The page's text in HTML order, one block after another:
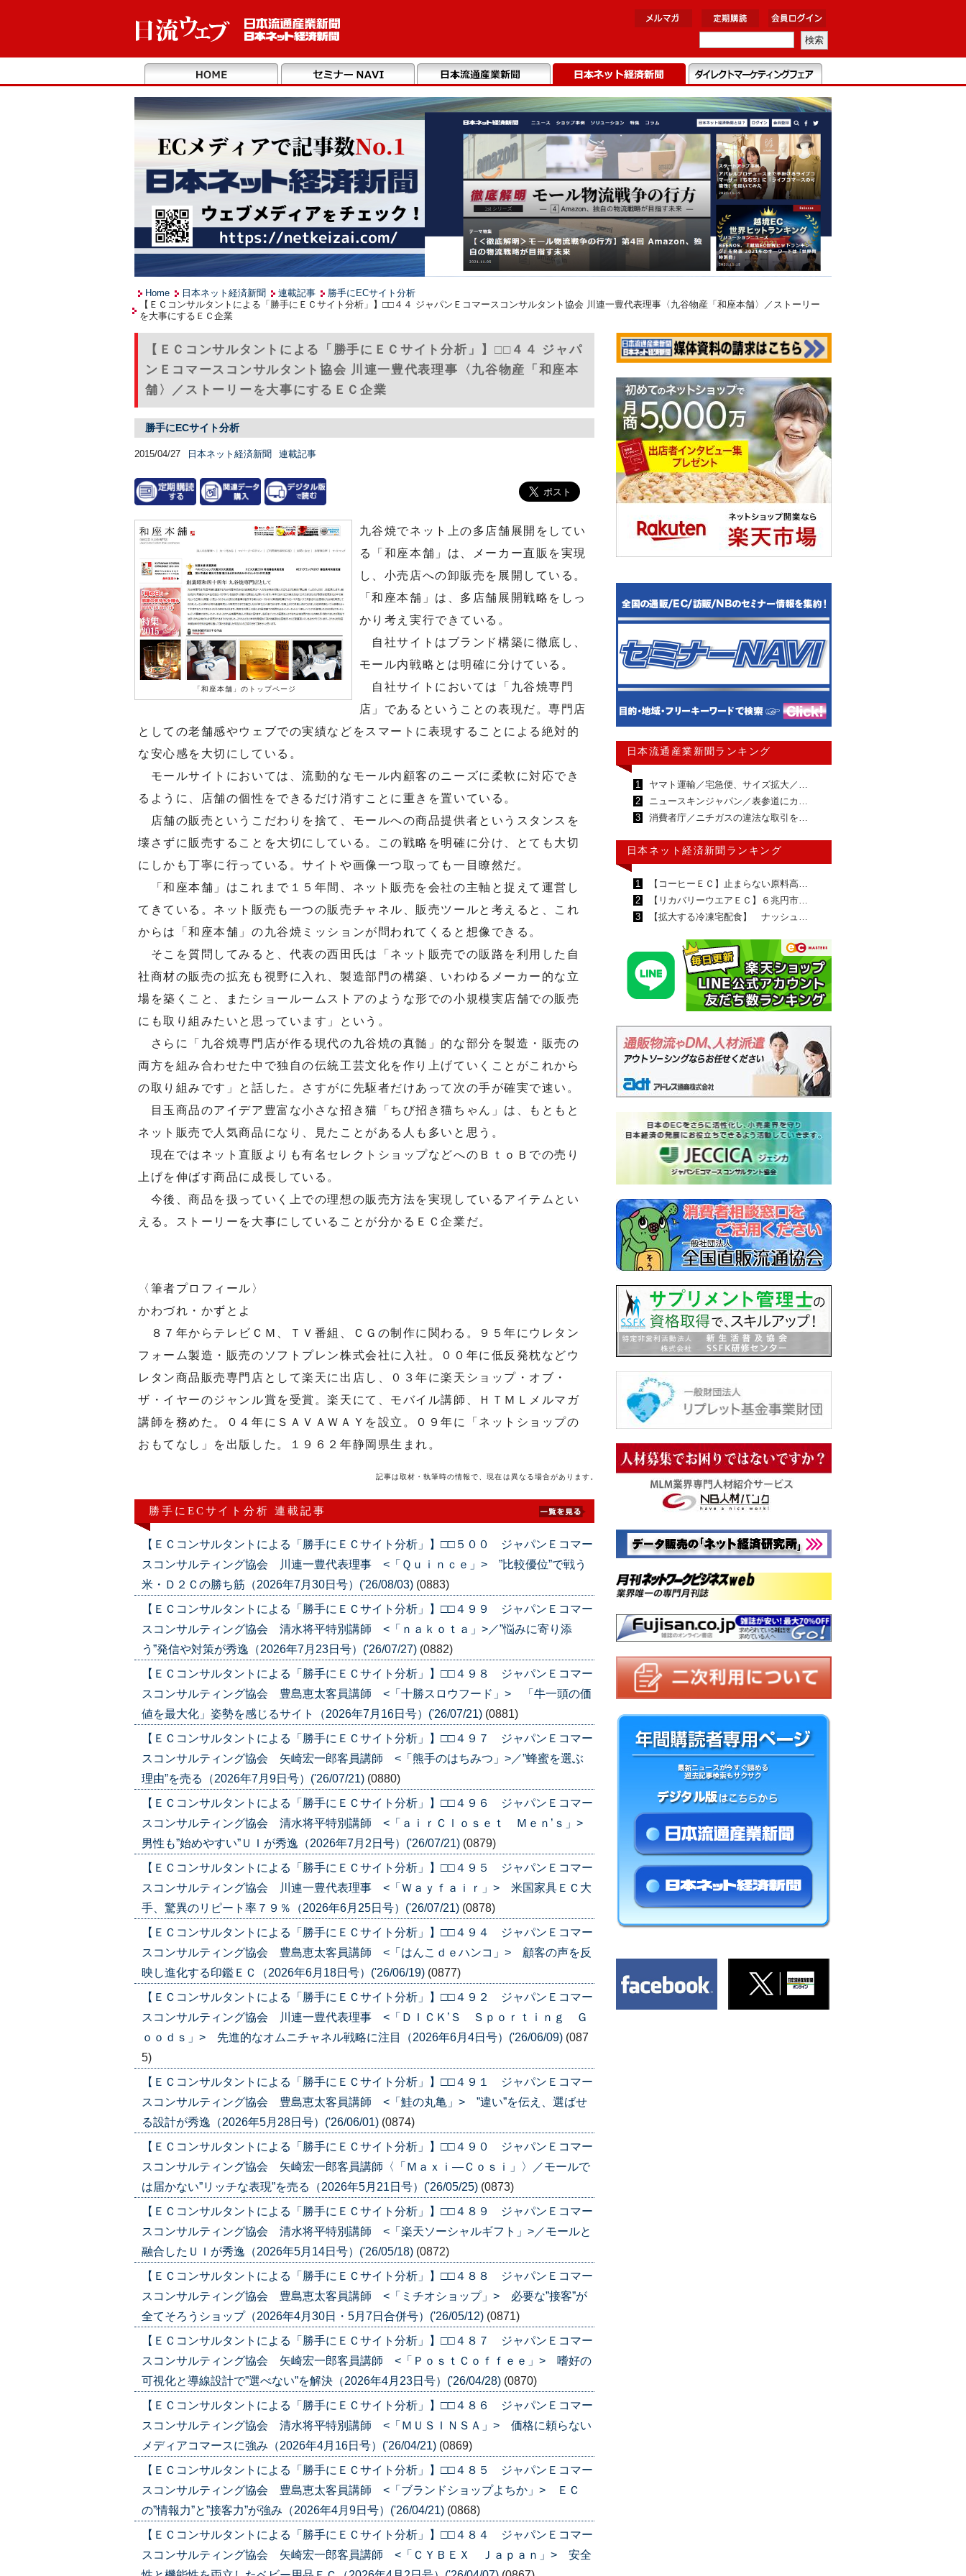
Home 日本ネット経済新聞 連載記事
勝手にECサイト分析
【ＥＣコンサルタントによる「勝手にＥＣサイト分析」】□□４４ ジャパンＥコマースコンサルタント協会 川連一豊代表理事〈九谷物産「和座本舗〉／ストーリー
を大事にするＥＣ企業
【ＥＣコンサルタントによる「勝手にＥＣサイト分析」】□□４４ ジャパ
ンＥコマースコンサルタント協会 川連一豊代表理事〈九谷物産「和座本
舗〉／ストーリーを大事にするＥＣ企業
勝手にECサイト分析
2015/04/27 日本ネット経済新聞 連載記事
「和座本舗」のトップページ
九谷焼でネット上の多店舗展開をしてい
る「和座本舗」は、メーカー直販を実現
し、小売店への卸販売を展開している。
「和座本舗」は、多店舗展開戦略をしっ
かり考え実行できている。
自社サイトはブランド構築に徹底し、
モール内戦略とは明確に分けている。
自社サイトにおいては「九谷焼専門
店」であるということの表現だ。専門店
としての老舗感やウェブでの実績などをスマートに表現することによる絶対的
な安心感を大切にしている。
モールサイトにおいては、流動的なモール内顧客のニーズに柔軟に対応でき
るように、店舗の個性をできるだけ消すことに重きを置いている。
店舗の販売というこだわりを捨て、モールへの商品提供者というスタンスを
壊さずに販売することを大切にしている。この戦略を明確に分け、とても大切
にしかも丁寧に行っている。サイトや画像一つ取っても一目瞭然だ。
「和座本舗」はこれまで１５年間、ネット販売を会社の主軸と捉えて運営し
てきている。ネット販売も一つの販売チャネル、販売ツールと考えると、これ
からは「和座本舗」の九谷焼ミッションが問われてくると想像できる。
そこを質問してみると、代表の西田氏は「ネット販売での販路を利用した自
社商材の販売の拡充も視野に入れ、製造部門の構築、いわゆるメーカー的な立
場を築くこと、またショールームストアのような形での小規模実店舗での販売
にも取り組みたいと思っています」という。
さらに「九谷焼専門店が作る現代の九谷焼の真髄」的な部分を製造・販売の
両方を組み合わせた中で独自の伝統工芸文化を作り上げていくことがこれから
の取り組みです」と話した。さすがに先駆者だけあって次の手が確実で速い。
目玉商品のアイデア豊富な小さな招き猫「ちび招き猫ちゃん」は、もともと
ネット販売で人気商品になり、見たことがある人も多いと思う。
現在ではネット直販よりも有名セレクトショップなどへのＢｔｏＢでの売り
上げを伸ばす商品に成長している。
今後、商品を扱っていく上での理想の販売方法を実現しているアイテムとい
える。ストーリーを大事にしていることが分かるＥＣ企業だ。
〈筆者プロフィール〉
かわづれ・かずとよ
８７年からテレビＣＭ、ＴＶ番組、ＣＧの制作に関わる。９５年にウレタン
フォーム製造・販売のソフトプレン株式会社に入社。００年に低反発枕などウ
レタン商品販売専門店として楽天に出店し、０３年に楽天ショップ・オブ・
ザ・イヤーのジャンル賞を受賞。楽天にて、モバイル講師、ＨＴＭＬメルマガ
講師を務めた。０４年にＳＡＶＡＷＡＹを設立。０９年に「ネットショップの
おもてなし」を出版した。１９６２年静岡県生まれ。
記事は取材・執筆時の情報で、現在は異なる場合があります。
勝手にECサイト分析 連載記事
【ＥＣコンサルタントによる「勝手にＥＣサイト分析」】□□５００ ジャパンＥコマー
スコンサルティング協会 川連一豊代表理事 <「Ｑｕｉｎｃｅ」> ”比較優位”で戦う
米・Ｄ２Ｃの勝ち筋（2026年7月30日号）('26/08/03) (0883)
【ＥＣコンサルタントによる「勝手にＥＣサイト分析」】□□４９９ ジャパンＥコマー
スコンサルティング協会 清水将平特別講師 <「ｎａｋｏｔａ」>／”悩みに寄り添
う”発信や対策が秀逸（2026年7月23日号）('26/07/27) (0882)
【ＥＣコンサルタントによる「勝手にＥＣサイト分析」】□□４９８ ジャパンＥコマー
スコンサルティング協会 豊島恵太客員講師 <「十勝スロウフード」> 「牛一頭の価
値を最大化」姿勢を感じるサイト（2026年7月16日号）('26/07/21) (0881)
【ＥＣコンサルタントによる「勝手にＥＣサイト分析」】□□４９７ ジャパンＥコマー
スコンサルティング協会 矢崎宏一郎客員講師 <「熊手のはちみつ」>／”蜂蜜を選ぶ
理由”を売る（2026年7月9日号）('26/07/21) (0880)
【ＥＣコンサルタントによる「勝手にＥＣサイト分析」】□□４９６ ジャパンＥコマー
スコンサルティング協会 清水将平特別講師 <「ａｉｒＣｌｏｓｅｔ Ｍｅｎ’ｓ」>
男性も”始めやすい”ＵＩが秀逸（2026年7月2日号）('26/07/21) (0879)
【ＥＣコンサルタントによる「勝手にＥＣサイト分析」】□□４９５ ジャパンＥコマー
スコンサルティング協会 川連一豊代表理事 <「Ｗａｙｆａｉｒ」> 米国家具ＥＣ大
手、驚異のリピート率７９％（2026年6月25日号）('26/07/21) (0878)
【ＥＣコンサルタントによる「勝手にＥＣサイト分析」】□□４９４ ジャパンＥコマー
スコンサルティング協会 豊島恵太客員講師 <「はんこｄｅハンコ」> 顧客の声を反
映し進化する印鑑ＥＣ（2026年6月18日号）('26/06/19) (0877)
【ＥＣコンサルタントによる「勝手にＥＣサイト分析」】□□４９２ ジャパンＥコマー
スコンサルティング協会 川連一豊代表理事 <「ＤＩＣＫ’Ｓ Ｓｐｏｒｔｉｎｇ Ｇ
ｏｏｄｓ」> 先進的なオムニチャネル戦略に注目（2026年6月4日号）('26/06/09) (087
5)
【ＥＣコンサルタントによる「勝手にＥＣサイト分析」】□□４９１ ジャパンＥコマー
スコンサルティング協会 豊島恵太客員講師 <「鮭の丸亀」> ”違い”を伝え、選ばせ
る設計が秀逸（2026年5月28日号）('26/06/01) (0874)
【ＥＣコンサルタントによる「勝手にＥＣサイト分析」】□□４９０ ジャパンＥコマー
スコンサルティング協会 矢崎宏一郎客員講師〈「Ｍａｘｉ―Ｃｏｓｉ」〉／モールで
は届かない”リッチな表現”を売る（2026年5月21日号）('26/05/25) (0873)
【ＥＣコンサルタントによる「勝手にＥＣサイト分析」】□□４８９ ジャパンＥコマー
スコンサルティング協会 清水将平特別講師 <「楽天ソーシャルギフト」>／モールと
融合したＵＩが秀逸（2026年5月14日号）('26/05/18) (0872)
【ＥＣコンサルタントによる「勝手にＥＣサイト分析」】□□４８８ ジャパンＥコマー
スコンサルティング協会 豊島恵太客員講師 <「ミチオショップ」> 必要な”接客”が
全てそろうショップ（2026年4月30日・5月7日合併号）('26/05/12) (0871)
【ＥＣコンサルタントによる「勝手にＥＣサイト分析」】□□４８７ ジャパンＥコマー
スコンサルティング協会 矢崎宏一郎客員講師 <「ＰｏｓｔＣｏｆｆｅｅ」> 嗜好の
可視化と導線設計で”選べない”を解決（2026年4月23日号）('26/04/28) (0870)
【ＥＣコンサルタントによる「勝手にＥＣサイト分析」】□□４８６ ジャパンＥコマー
スコンサルティング協会 清水将平特別講師 <「ＭＵＳＩＮＳＡ」> 価格に頼らない
メディアコマースに強み（2026年4月16日号）('26/04/21) (0869)
【ＥＣコンサルタントによる「勝手にＥＣサイト分析」】□□４８５ ジャパンＥコマー
スコンサルティング協会 豊島恵太客員講師 <「ブランドショップよちか」> ＥＣ
の”情報力”と”接客力”が強み（2026年4月9日号）('26/04/21) (0868)
【ＥＣコンサルタントによる「勝手にＥＣサイト分析」】□□４８４ ジャパンＥコマー
スコンサルティング協会 矢崎宏一郎客員講師 <「ＣＹＢＥＸ Ｊａｐａｎ」> 安全
日本流通産業新聞ランキング
1
ヤマト運輸／宅急便、サイズ拡大／…
2
ニュースキンジャパン／表参道にカ…
3
消費者庁／ニチガスの違法な取引を…
日本ネット経済新聞ランキング
1
【コーヒーＥＣ】止まらない原料高…
2
【リカバリーウエアＥＣ】６兆円市…
3
【拡大する冷凍宅配食】 ナッシュ…